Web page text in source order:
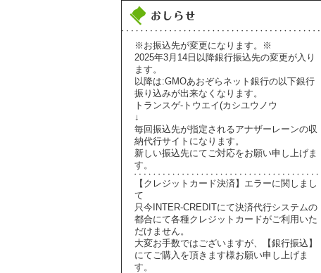
※お振込先が変更になります。※
2025年3月14日以降銀行振込先の変更が入り
ます。
以降は:GMOあおぞらネット銀行の以下銀行
振り込みが出来なくなります。
トランスゲ-トウエイ(カシユウノウ
↓
毎回振込先が指定されるアナザーレーンの収
納代行サイトになります。
新しい振込先にてご対応をお願い申し上げま
す。
【クレジットカード決済】エラーに関しまし
て
只今INTER-CREDITにて決済代行システムの
都合にて各種クレジットカードがご利用いた
だけません。
大変お手数ではございますが、【銀行振込】
にてご購入を頂きます様お願い申し上げま
す。